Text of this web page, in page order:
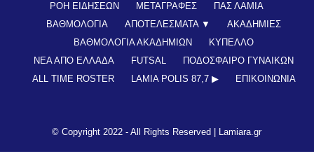
ΡΟΗ ΕΙΔΗΣΕΩΝ ΜΕΤΑΓΡΑΦΕΣ
ΠΑΣ ΛΑΜΙΑ
ΒΑΘΜΟΛΟΓΙΑ
ΑΠΟΤΕΛΕΣΜΑΤΑ ▼
ΑΚΑΔΗΜΙΕΣ
ΒΑΘΜΟΛΟΓΙΑ ΑΚΑΔΗΜΙΩΝ
ΚΥΠΕΛΛΟ
ΝΕΑ ΑΠΟ ΕΛΛΑΔΑ
FUTSAL
ΠΟΔΟΣΦΑΙΡΟ ΓΥΝΑΙΚΩΝ
ALL TIME ROSTER
LAMIA POLIS 87,7 ▶︎ ΕΠΙΚΟΙΝΩΝΊΑ
© Copyright 2022 - All Rights Reserved | Lamiara.gr